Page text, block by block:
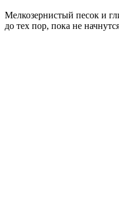
Мелкозернистый песок и
до тех пор, пока не